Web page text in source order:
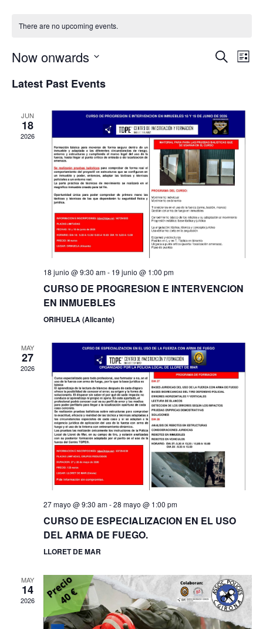
There are no upcoming events.
and
Search
List
Now onwards
date.
Latest Past Events
JUN
18
2026
18 junio @ 9:30 am- 19 junio @ 1:00 pm
CURSO DE PROGRESION E INTERVENCION
EN INMUEBLES
ORIHUELA (Alicante)
MAY
27
2026
27 mayo @ 9:30 am-28 mayo @ 1:00 pm
CURSO DE ESPECIALIZACION EN EL USO
DEL ARMA DE FUEGO.
LLORET DE MAR
MAY
14
2026